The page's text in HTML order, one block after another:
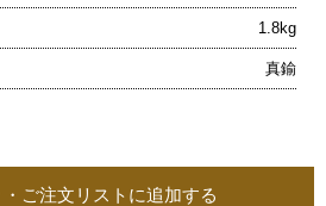
1.8kg
真鍮
ご注文リストに追加する